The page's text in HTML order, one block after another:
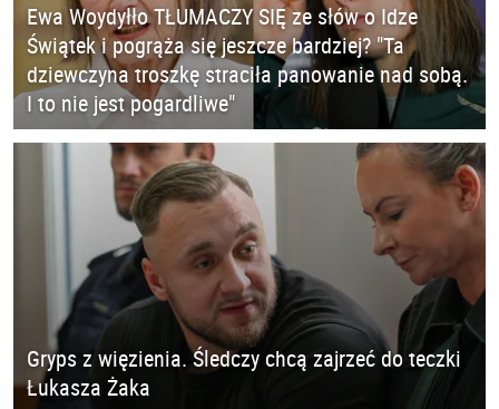
Ewa Woydyłło TŁUMACZY SIĘ ze słów o Idze
Świątek i pogrąża się jeszcze bardziej? "Ta
dziewczyna troszkę straciła panowanie nad sobą.
I to nie jest pogardliwe"
Gryps z więzienia. Śledczy chcą zajrzeć do teczki
Łukasza Żaka